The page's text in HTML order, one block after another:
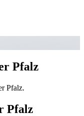
Pfalz
Pfalz.
Pfalz